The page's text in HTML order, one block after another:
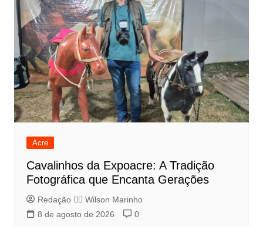
Acre
Cavalinhos da Expoacre: A Tradição
Fotográfica que Encanta Gerações
Redação 👨‍⚖️​ Wilson Marinho
8 de agosto de 2026
0